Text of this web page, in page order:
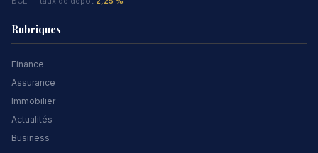
Rubriques
Finance
Assurance
Immobilier
Actualités
Business